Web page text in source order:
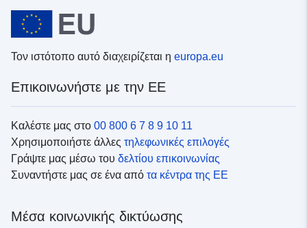
Τον ιστότοπο αυτό διαχειρίζεται η europa.eu
Επικοινωνήστε με την ΕΕ
Καλέστε μας στο 00 800 6 7 8 9 10 11
Χρησιμοποιήστε άλλες τηλεφωνικές επιλογές
Γράψτε μας μέσω του δελτίου επικοινωνίας
Συναντήστε μας σε ένα από τα κέντρα της ΕΕ
Μέσα κοινωνικής δικτύωσης